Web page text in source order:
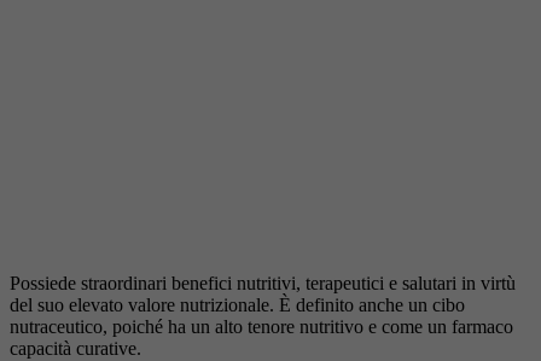
Possiede straordinari benefici nutritivi, terapeutici e salutari in virtù
del suo elevato valore nutrizionale. È definito anche un cibo
nutraceutico, poiché ha un alto tenore nutritivo e come un farmaco
capacità curative.